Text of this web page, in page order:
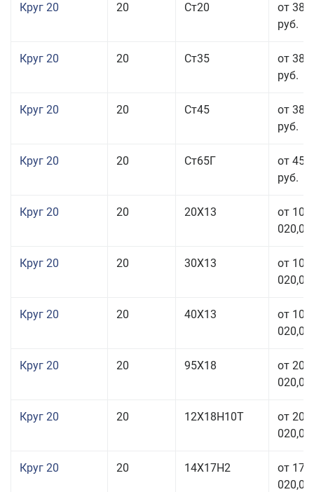
Круг 20 20 Ст20
от 38
руб.
Круг 20 20 Ст35
от 38
руб.
Круг 20 20 Ст45
от 38
руб.
Круг 20 20 Ст65Г
от 45
руб.
Круг 20 20 20Х13
от 103
020,00
Круг 20 20 30Х13
от 103
020,00
Круг 20 20 40Х13
от 103
020,00
Круг 20 20 95Х18
от 208
020,00
Круг 20 20 12Х18Н10Т
от 209
020,00
Круг 20 20 14Х17Н2
от 175
020,00